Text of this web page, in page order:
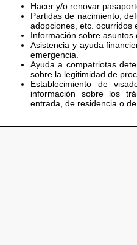
Hacer y/o renovar
Partidas de nacimiento,
adopciones, etc. ocurridos
Información sobre asuntos
Asistencia y ayuda
emergencia.
Ayuda a compatriotas
sobre la legitimidad de
Establecimiento de
información sobre los
entrada, de residencia o de